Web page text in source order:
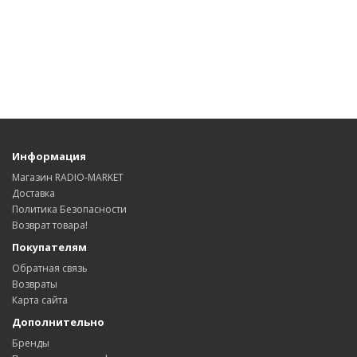
Информация
Магазин RADIO-MARKET
Доставка
Политика Безопасности
Возврат товара!
Покупателям
Обратная связь
Возвраты
Карта сайта
Дополнительно
Бренды